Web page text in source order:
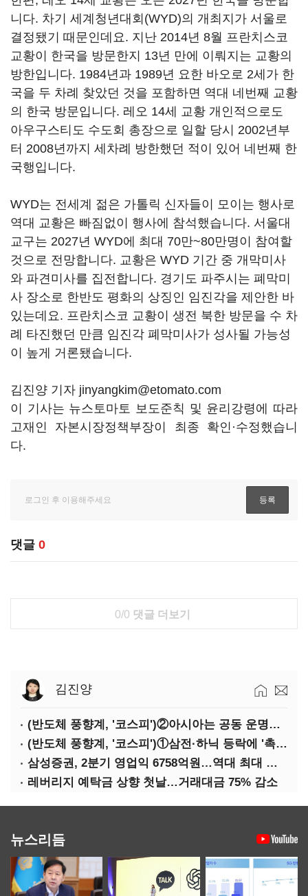
니다. 차기 세계청년대회(WYD)의 개최지가 서울로
결정됐기 때문인데요. 지난 2014년 8월 프란치스코
교황이 한국을 방문한지 13년 만에 이뤄지는 교황의
방한입니다. 1984년과 1989년 요한 바오로 2세가 한
국을 두 차례 찾았던 것을 포함하면 역대 네번째 교황
의 한국 방문입니다. 레오 14세 교황 개인적으로도
아우구스티도 수도회 총장으로 일할 당시 2002년부
터 2008년까지 세차례 방한했던 적이 있어 네번째 한
국행입니다.
WYD는 전세계 젊은 가톨릭 신자들이 모이는 행사로
역대 교황은 빠짐없이 행사에 참석했습니다. 서울대
교구는 2027년 WYD에 최대 70만~80만명이 참여할
것으로 전망합니다. 교황은 WYD 기간 중 개막미사
와 파견미사를 집전합니다. 경기도 파주시는 폐막미
사 장소로 한반도 평화의 상징인 임진각을 제안한 바
있는데요. 프란치스코 교황이 생전 북한 방문을 수 차
례 타진했던 만큼 임진각 폐막미사가 성사될 가능성
이 높게 거론됐습니다.
김진양 기자 jinyangkim@etomato.com
이 기사는 뉴스토마토 보도준칙 및 윤리강령에 따라
고재인 자본시장정책부장이 최종 확인·수정했습니
다.
댓글 0
0/0 댓글 더보기
김진양
(반도체 풍향계, '코스피')②아시아는 공동 운명체?…일본·대만도 '동반 출렁'
(반도체 풍향계, '코스피')①삼전·하닉 등락에 '촉각'…코스피·나스닥 '한 몸'
삼성증권, 2분기 영업익 6758억원…역대 최대 경신
레버리지 예탁금 상향 첫날…거래대금 75% 감소
뉴스리듬